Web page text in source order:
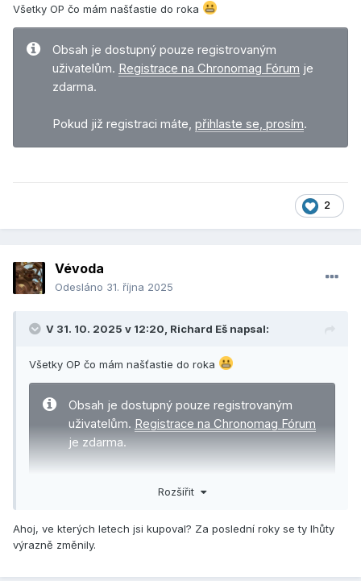
Všetky OP čo mám našťastie do roka
Obsah je dostupný pouze registrovaným
uživatelům. Registrace na Chronomag Fórum je
zdarma.
Pokud již registraci máte, přihlaste se, prosím.
2
Vévoda
Odesláno 31. října 2025
V 31. 10. 2025 v 12:20, Richard Eš napsal:
Všetky OP čo mám našťastie do roka
Obsah je dostupný pouze registrovaným
uživatelům. Registrace na Chronomag Fórum
je zdarma.
Rozšířit
Ahoj, ve kterých letech jsi kupoval? Za poslední roky se ty lhůty
výrazně změnily.